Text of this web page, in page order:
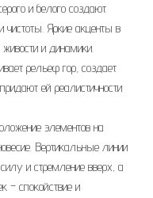
и белого создают
Яркие акценты в
и динамики.
рельеф гор, создает
ей реалистичности
элементов на
Вертикальные линии
и стремление вверх, а
– спокойствие и